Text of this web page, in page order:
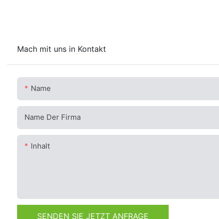
Mach mit uns in Kontakt
Name
Name Der Firma
Inhalt
SENDEN SIE JETZT ANFRAGE